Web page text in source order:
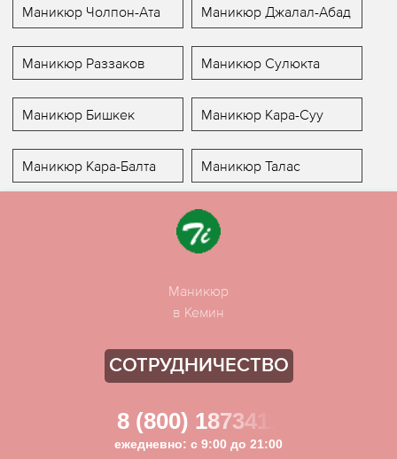
Маникюр Чолпон-Ата Маникюр Джалал-Абад
Маникюр Раззаков Маникюр Сулюкта
Маникюр Бишкек Маникюр Кара-Суу
Маникюр Кара-Балта Маникюр Талас
Маникюр
в Кемин
СОТРУДНИЧЕСТВО
8 (800) 1873411
ежедневно: с 9:00 до 21:00